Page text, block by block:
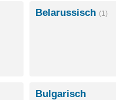
Belarussisch (1)
Bulgarisch